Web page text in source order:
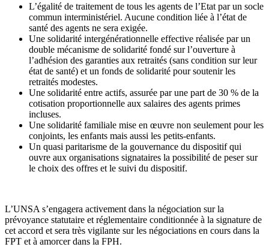
L’égalité de traitement de tous les agents de l’Etat par un socle
commun interministériel. Aucune condition liée à l’état de
santé des agents ne sera exigée.
Une solidarité intergénérationnelle effective réalisée par un
double mécanisme de solidarité fondé sur l’ouverture à
l’adhésion des garanties aux retraités (sans condition sur leur
état de santé) et un fonds de solidarité pour soutenir les
retraités modestes.
Une solidarité entre actifs, assurée par une part de 30 % de la
cotisation proportionnelle aux salaires des agents primes
incluses.
Une solidarité familiale mise en œuvre non seulement pour les
conjoints, les enfants mais aussi les petits-enfants.
Un quasi paritarisme de la gouvernance du dispositif qui
ouvre aux organisations signataires la possibilité de peser sur
le choix des offres et le suivi du dispositif.
L’UNSA s’engagera activement dans la négociation sur la
prévoyance statutaire et réglementaire conditionnée à la signature de
cet accord et sera très vigilante sur les négociations en cours dans la
FPT et à amorcer dans la FPH.